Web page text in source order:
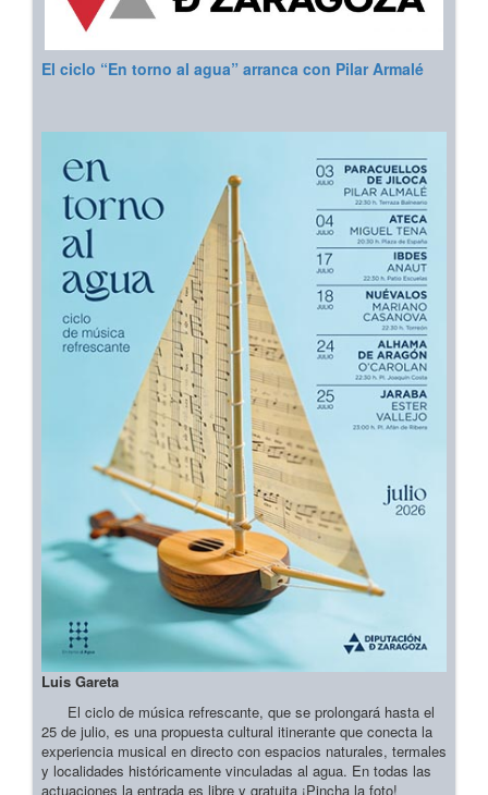
El ciclo “En torno al agua” arranca con Pilar Armalé
Luis Gareta
El ciclo de música refrescante, que se prolongará hasta el
25 de julio, es una propuesta cultural itinerante que conecta la
experiencia musical en directo con espacios naturales, termales
y localidades históricamente vinculadas al agua. En todas las
actuaciones la entrada es libre y gratuita ¡Pincha la foto!